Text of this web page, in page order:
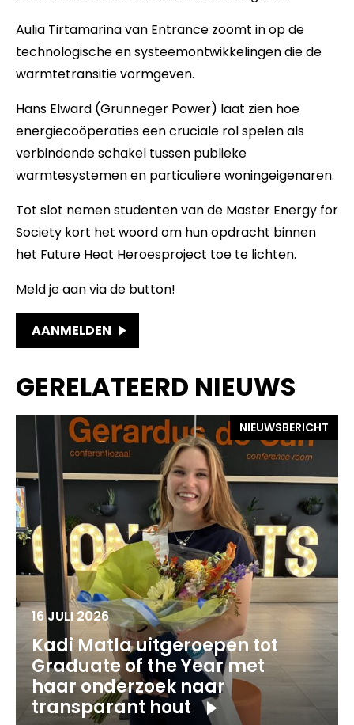
Aulia Tirtamarina van Entrance zoomt in op de
technologische en systeemontwikkelingen die de
warmtetransitie vormgeven.
Hans Elward (Grunneger Power) laat zien hoe
energiecoöperaties een cruciale rol spelen als
verbindende schakel tussen publieke
warmtesystemen en particuliere woningeigenaren.
Tot slot nemen studenten van de Master Energy for
Society kort het woord om hun opdracht binnen
het Future Heat Heroesproject toe te lichten.
Meld je aan via de button!
AANMELDEN
GERELATEERD NIEUWS
NIEUWSBERICHT
16 JULI 2026
Kadi Matla uitgeroepen tot
Graduate of the Year met
haar onderzoek naar
transparant hout